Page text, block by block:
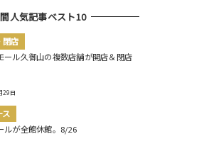
人気記事ベスト10
閉店
ール久御山の複数店舗が開店＆閉店
29日
ス
ルが全館休館。8/26